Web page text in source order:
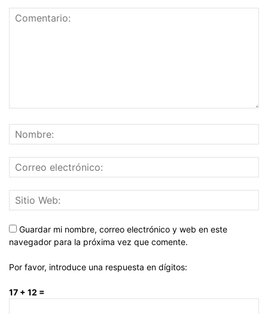
Guardar mi nombre, correo electrónico y web en este
navegador para la próxima vez que comente.
Por favor, introduce una respuesta en dígitos:
17 + 12 =